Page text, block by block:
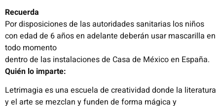
Recuerda
Por disposiciones de las autoridades sanitarias los niños
con edad de 6 años en adelante deberán usar mascarilla en
todo momento
dentro de las instalaciones de Casa de México en España.
Quién lo imparte:
Letrimagia es una escuela de creatividad donde la literatura
y el arte se mezclan y funden de forma mágica y